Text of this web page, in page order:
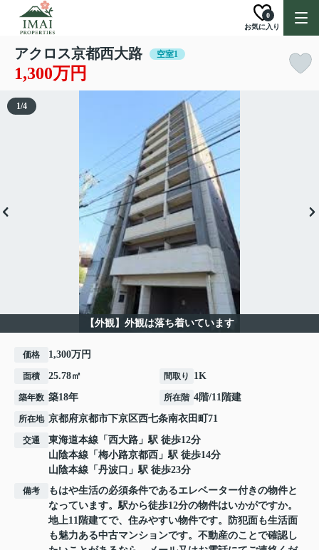
お気に入り
0
アクロス京都西大路 空室1
1,300万円
【外観】外観は落ち着いています
1/4
価格 1,300万円
面積 25.78㎡ 間取り 1K
築年数 築18年 所在階 4階/11階建
所在地 京都府京都市下京区西七条南衣田町 71
交通 東海道本線 「 西大路 」駅 徒歩12分
山陰本線 「 梅小路京都西 」駅 徒歩14分
山陰本線 「 丹波口 」駅 徒歩23分
備考
もはや生活の必須条件であるエレベーター付きの物件と
なっています。駅から徒歩12分の物件はいかがですか。
地上11階建てで、住みやすい物件です。防犯面も生活面
も魅力ある中古マンションです。不動産のことで確認し